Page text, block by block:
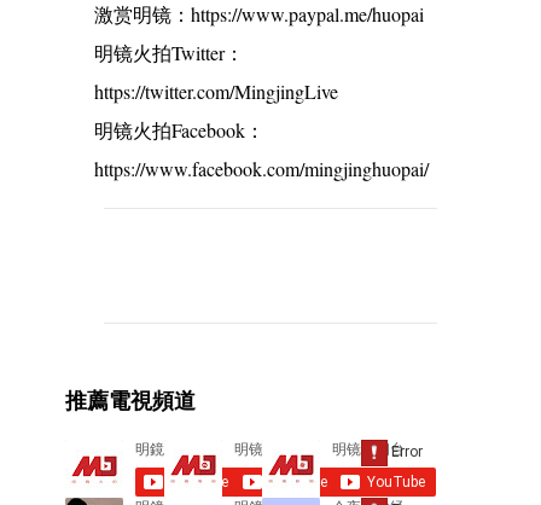
激赏明镜：https://www.paypal.me/huopai
明镜火拍Twitter：
https://twitter.com/MingjingLive
明镜火拍Facebook：
https://www.facebook.com/mingjinghuopai/
n
t
s
推薦電視頻道